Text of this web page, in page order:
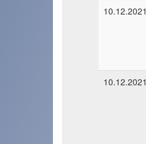
10.12.2021
10.12.2021